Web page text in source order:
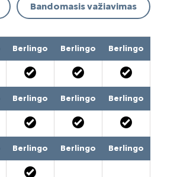
Bandomasis važiavimas
Berlingo Berlingo Berlingo
Berlingo Berlingo Berlingo
Berlingo Berlingo Berlingo